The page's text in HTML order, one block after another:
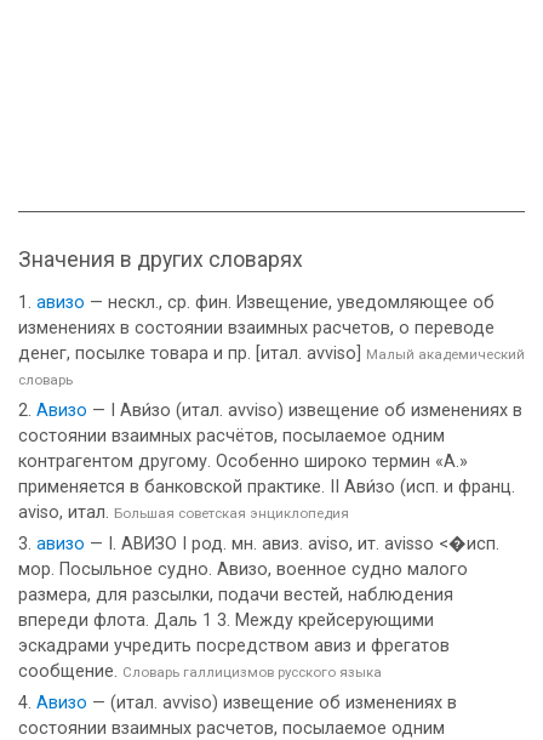
Значения в других словарях
авизо — нескл., ср. фин. Извещение, уведомляющее об
изменениях в состоянии взаимных расчетов, о переводе
денег, посылке товара и пр. [итал. avviso]
Малый академический
словарь
Авизо — I Ави́зо (итал. avviso) извещение об изменениях в
состоянии взаимных расчётов, посылаемое одним
контрагентом другому. Особенно широко термин «А.»
применяется в банковской практике. II Ави́зо (исп. и франц.
aviso, итал. Большая советская энциклопедия
авизо — I. АВИЗО I род. мн. авиз. aviso, ит. avisso <�исп.
мор. Посыльное судно. Авизо, военное судно малого
размера, для разсылки, подачи вестей, наблюдения
впереди флота. Даль 1 3. Между крейсерующими
эскадрами учредить посредством авиз и фрегатов
сообщение. Словарь галлицизмов русского языка
Авизо — (итал. avviso) извещение об изменениях в
состоянии взаимных расчетов, посылаемое одним